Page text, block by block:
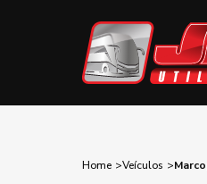
Home Veículos